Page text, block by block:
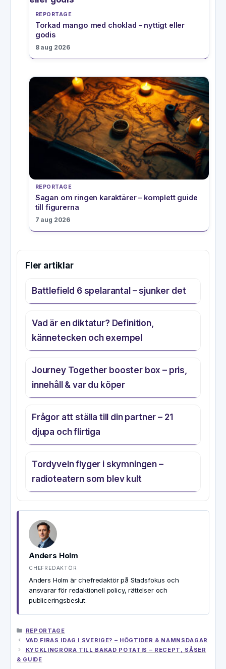
REPORTAGE
Torkad mango med choklad – nyttigt eller
godis
8 aug 2026
REPORTAGE
Sagan om ringen karaktärer – komplett guide
till figurerna
7 aug 2026
Fler artiklar
Battlefield 6 spelarantal – sjunker det
Vad är en diktatur? Definition,
kännetecken och exempel
Journey Together booster box – pris,
innehåll & var du köper
Frågor att ställa till din partner – 21
djupa och flirtiga
Tordyveln flyger i skymningen –
radioteatern som blev kult
Anders Holm
CHEFREDAKTÖR
Anders Holm är chefredaktör på Stadsfokus och
ansvarar för redaktionell policy, rättelser och
publiceringsbeslut.
KATEGORIER
REPORTAGE
VAD FIRAS IDAG I SVERIGE? – HÖGTIDER & NAMNSDAGAR
KYCKLINGRÖRA TILL BAKAD POTATIS – RECEPT, SÅSER
& GUIDE